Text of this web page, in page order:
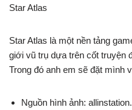
Star Atlas
Star Atlas là một nền tảng
giới vũ trụ dựa trên cốt truyện
Trong đó anh em sẽ đặt mình
Nguồn hình ảnh: